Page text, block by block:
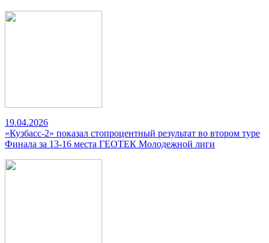
19.04.2026
«Кузбасс-2» показал стопроцентный результат во втором туре
Финала за 13-16 места ГЕОТЕК Молодежной лиги